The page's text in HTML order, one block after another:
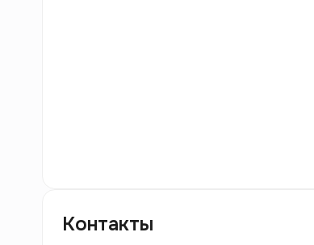
Контакты